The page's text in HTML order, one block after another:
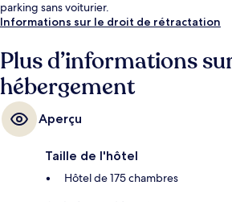
parking sans voiturier.
Informations sur le droit de rétractation
Plus d’informations
hébergement
Aperçu
Taille de l'hôtel
Hôtel de 175 chambres